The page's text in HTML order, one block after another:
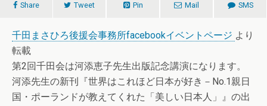
Share Tweet Pin Mail SMS
千田まさひろ後援会事務所facebookイベントページ より
転載
第2回千田会は河添恵子先生出版記念講演になります。
河添先生の新刊『世界はこれほど日本が好き－No.1親日
国・ポーランドが教えてくれた「美しい日本人」』の出